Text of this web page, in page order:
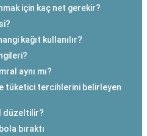
için kaç net gerekir?
kağıt kullanılır?
aynı mı?
tüketici tercihlerini belirleyen
düzeltilir?
bıraktı